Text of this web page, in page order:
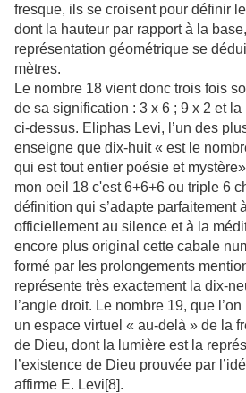
fresque, ils se croisent pour définir
dont la hauteur par rapport à la
représentation géométrique se
mètres.
Le nombre 18 vient donc trois fois
de sa signification : 3 x 6 ; 9 x 2 et
ci-dessus. Eliphas Levi, l’un des
enseigne que dix-huit « est le
qui est tout entier poésie et
mon oeil 18 c'est 6+6+6 ou triple 6
définition qui s’adapte parfaitement
officiellement au silence et à la
encore plus original cette cabale
formé par les prolongements
représente très exactement la dix-
l’angle droit. Le nombre 19, que
un espace virtuel « au-delà » de la
de Dieu, dont la lumière est la
l’existence de Dieu prouvée par
affirme E. Levi[8].